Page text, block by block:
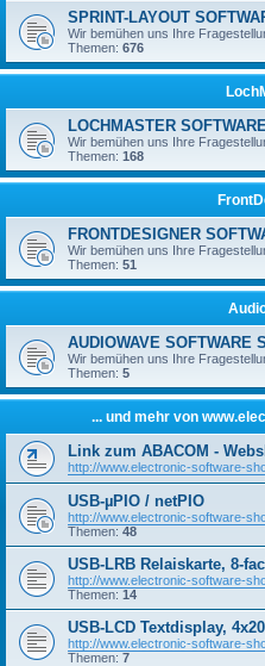
SPRINT-LAYOUT
Wir bemühen uns Ihre
Themen: 676
LOCHMASTER
Wir bemühen uns Ihre
Themen: 168
FRONTDESIGNER
Wir bemühen uns Ihre
Themen: 51
AUDIOWAVE SOFTWARE
Wir bemühen uns Ihre
Themen: 5
... und mehr von
Link zum ABACOM -
http://www.electronic-software-
USB-µPIO / netPIO
http://www.electronic-software-
Themen: 48
USB-LRB Relaiskarte, 8-
http://www.electronic-software-
Themen: 14
USB-LCD Textdisplay, 4x20
http://www.electronic-software-
Themen: 7